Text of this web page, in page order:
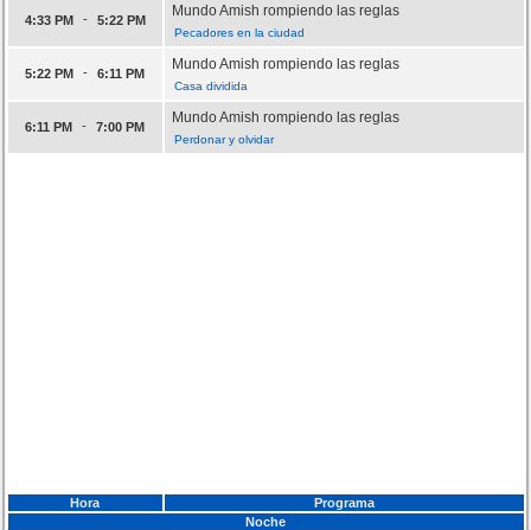
4:33 PM - 5:22 PM
Mundo Amish rompiendo las reglas
Pecadores en la ciudad
5:22 PM - 6:11 PM
Mundo Amish rompiendo las reglas
Casa dividida
6:11 PM - 7:00 PM
Mundo Amish rompiendo las reglas
Perdonar y olvidar
Hora
Programa
Noche